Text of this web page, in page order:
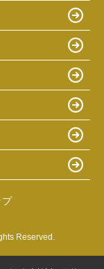
プ
Reserved.